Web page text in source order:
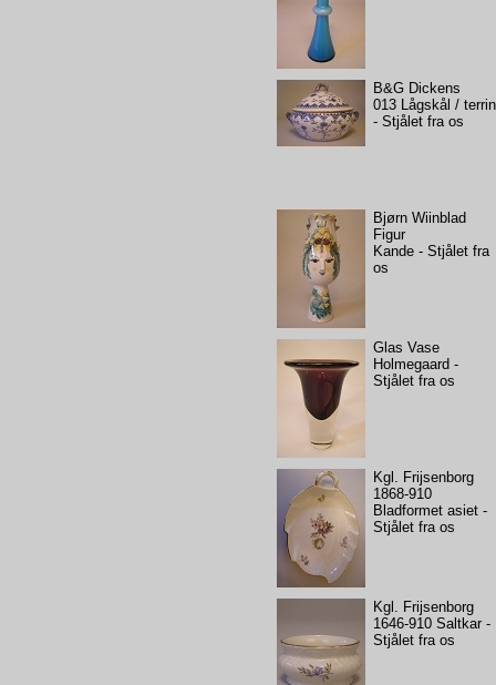
B&G Dickens
013 Lågskål / terrin
- Stjålet fra os
Bjørn Wiinblad
Figur
Kande - Stjålet fra
os
Glas Vase
Holmegaard -
Stjålet fra os
Kgl. Frijsenborg
1868-910
Bladformet asiet -
Stjålet fra os
Kgl. Frijsenborg
1646-910 Saltkar -
Stjålet fra os